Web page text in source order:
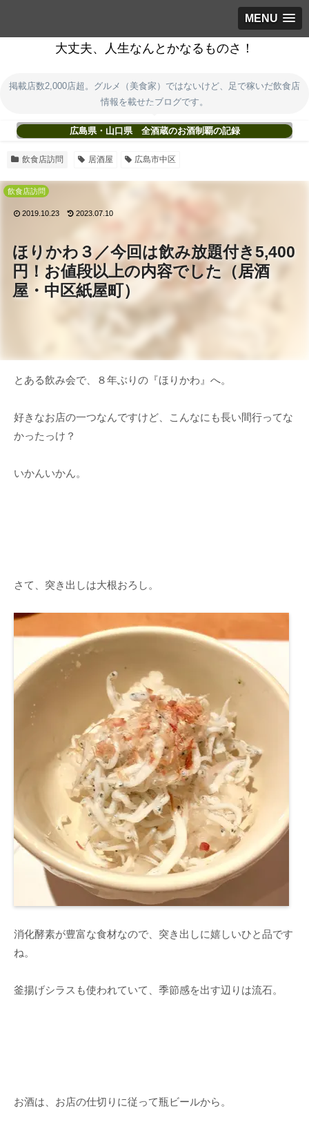
MENU
大丈夫、人生なんとかなるものさ！
掲載店数2,000店超。グルメ（美食家）ではないけど、足で稼いだ飲食店
情報を載せたブログです。
広島県・山口県 全酒蔵のお酒制覇の記録
飲食店訪問 居酒屋 広島市中区
ほりかわ３／今回は飲み放題付き5,400
円！お値段以上の内容でした（居酒
屋・中区紙屋町）
飲食店訪問
2019.10.23 2023.07.10
とある飲み会で、８年ぶりの『ほりかわ』へ。
好きなお店の一つなんですけど、こんなにも長い間行ってな
かったっけ？
いかんいかん。
さて、突き出しは大根おろし。
消化酵素が豊富な食材なので、突き出しに嬉しいひと品です
ね。
釜揚げシラスも使われていて、季節感を出す辺りは流石。
お酒は、お店の仕切りに従って瓶ビールから。